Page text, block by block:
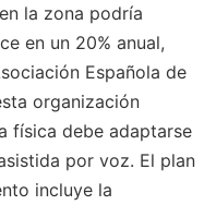
la zona podría
en un 20% anual,
Española de
organización
física debe adaptarse
por voz. El plan
incluye la